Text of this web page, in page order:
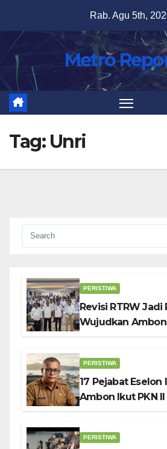
content
Rab. Agu 5th,
Metro
Tag: Unri
PERISTIWA
Revisi RTRW Jadi
Wujudkan
PERISTIWA
17 Pejabat Eselon
Ambon Ikut PKN II
PERISTIWA